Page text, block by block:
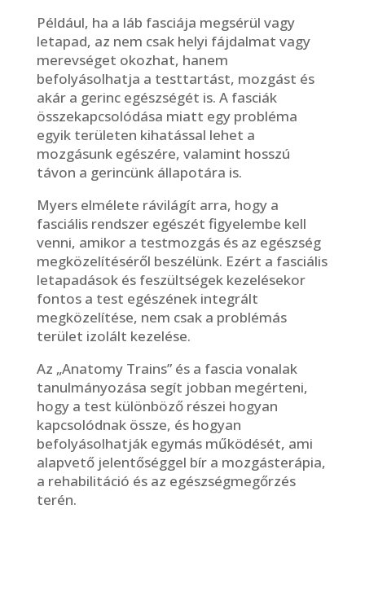
Például, ha a láb fasciája megsérül vagy
letapad, az nem csak helyi fájdalmat vagy
merevséget okozhat, hanem
befolyásolhatja a testtartást, mozgást és
akár a gerinc egészségét is. A fasciák
összekapcsolódása miatt egy probléma
egyik területen kihatással lehet a
mozgásunk egészére, valamint hosszú
távon a gerincünk állapotára is.
Myers elmélete rávilágít arra, hogy a
fasciális rendszer egészét figyelembe kell
venni, amikor a testmozgás és az egészség
megközelítéséről beszélünk. Ezért a fasciális
letapadások és feszültségek kezelésekor
fontos a test egészének integrált
megközelítése, nem csak a problémás
terület izolált kezelése.
Az „Anatomy Trains” és a fascia vonalak
tanulmányozása segít jobban megérteni,
hogy a test különböző részei hogyan
kapcsolódnak össze, és hogyan
befolyásolhatják egymás működését, ami
alapvető jelentőséggel bír a mozgásterápia,
a rehabilitáció és az egészségmegőrzés
terén.